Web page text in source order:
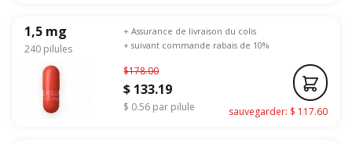
1,5 mg
240 pilules
$178.00
$ 133.19
$ 0.56 par pilule
+ Assurance de livraison du colis
+ suivant commande rabais de 10%
sauvegarder: $ 117.60